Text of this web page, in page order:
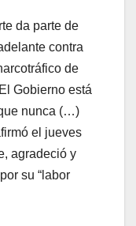
da parte de
contra
de
Gobierno está
nunca (…)
el jueves
agradeció y
su “labor